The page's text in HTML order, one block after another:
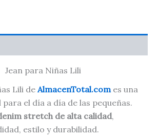
Jean para Niñas Lili
Lili de AlmacenTotal.com es una
el día a día de las pequeñas.
stretch de alta calidad,
estilo y durabilidad.